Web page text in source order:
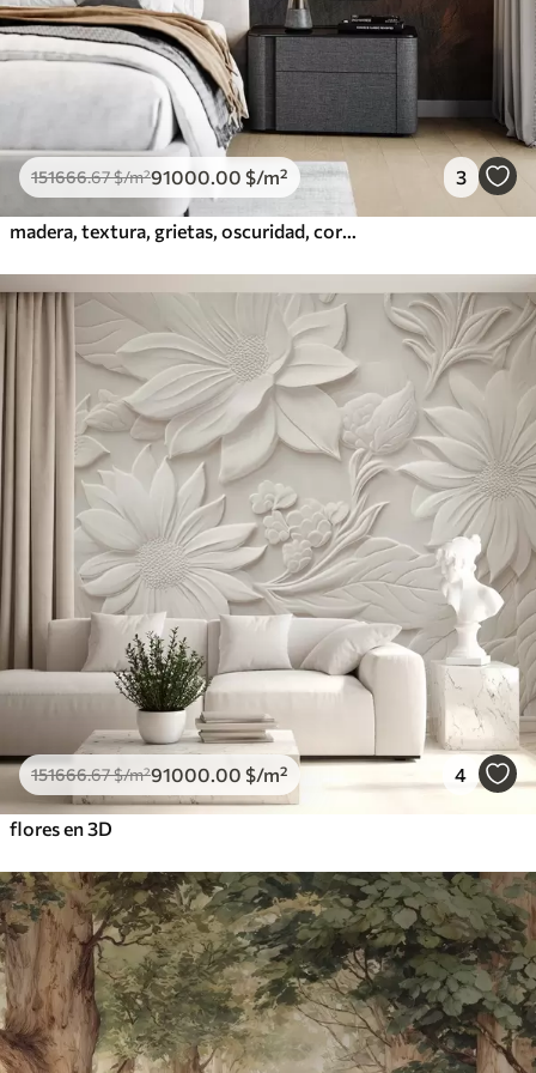
151666.67$/m²91000 .00 $/m² 3
151666.67$/m²91000 .00 $/m² 4
flores en 3D